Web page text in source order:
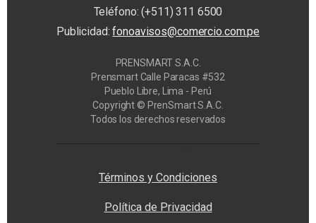
Teléfono: (+511) 311 6500
Publicidad:fonoavisos@comercio.com.pe
PRENSMART S.A.C.
Prensmart Calle Paracas #532
Pueblo Libre, Lima - Perú
Copyright © PrenSmart S.A.C.
Todos los derechos reservados
Términos y Condiciones
Política de Privacidad